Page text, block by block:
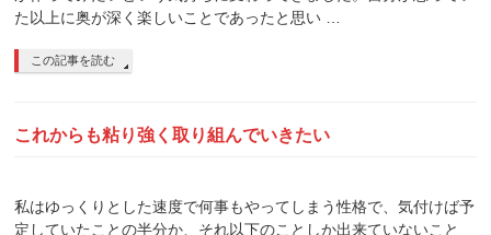
た以上に奥が深く楽しいことであったと思い …
この記事を読む
これからも粘り強く取り組んでいきたい
私はゆっくりとした速度で何事もやってしまう性格で、気付けば予
定していたことの半分か、それ以下のことしか出来ていないこと